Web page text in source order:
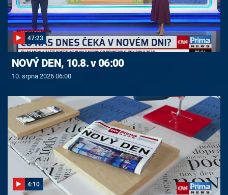
47:23
NOVÝ DEN, 10.8. v 06:00
10. srpna 2026 06:00
4:10